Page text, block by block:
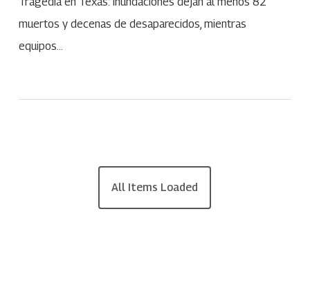
muertos y decenas de desaparecidos, mientras
equipos…
All Items Loaded